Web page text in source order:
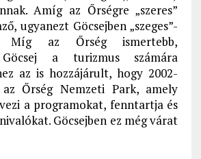
Amíg az Őrségre „szeres”
ugyanezt Göcsejben „szeges”-
Míg az Őrség ismertebb,
a turizmus számára
az is hozzájárult, hogy 2002-
Őrség Nemzeti Park, amely
a programokat, fenntartja és
Göcsejben ez még várat